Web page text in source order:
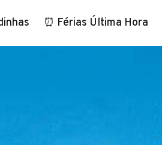
⏰ Férias Última Hora